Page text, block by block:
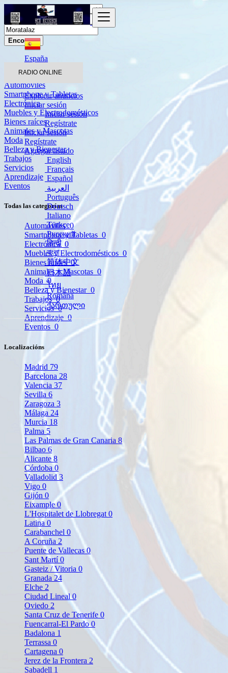
RADIO ONLINE
Explorar anuncios
Iniciar sesión
Iniciar sesión
Regístrate
Iniciar sesión
Regístrate
Agregar listado
English
Français
Español
العربية
Português
Deutsch
Italiano
Türkçe
Русский
हिन्दी
বাংলা
简体中文
日本語
ไทย
Română
ქართული
Encontrar
España
Automóviles
Smartphone y Tabletas
Electrónica
Muebles y Electrodomésticos
Bienes raíces
Animales y Mascotas
Moda
Belleza y Bienestar
Trabajos
Servicios
Aprendizaje
Eventos
Todas las categorías
Automóviles0
Smartphone y Tabletas 0
Electrónica 0
Muebles y Electrodomésticos 0
Bienes raíces0
Animales y Mascotas 0
Moda 0
Belleza y Bienestar 0
Trabajos0
Servicios0
Aprendizaje 0
Eventos 0
Localizacións
Madrid 79
Barcelona 28
Valencia 37
Sevilla 6
Zaragoza 3
Málaga 24
Murcia 18
Palma 5
Las Palmas de Gran Canaria 8
Bilbao 6
Alicante 8
Córdoba 0
Valladolid 3
Vigo 0
Gijón 0
Eixample0
L'Hospitalet de Llobregat 0
Latina 0
Carabanchel 0
A Coruña 2
Puente de Vallecas0
Sant Martí0
Gasteiz / Vitoria 0
Granada 24
Elche 2
Ciudad Lineal0
Oviedo 2
Santa Cruz de Tenerife 0
Fuencarral-El Pardo0
Badalona 1
Terrassa 0
Cartagena 0
Jerez de la Frontera 2
Sabadell 1